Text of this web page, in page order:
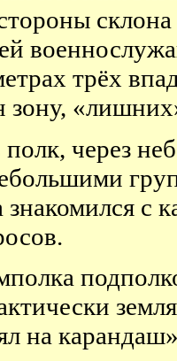
трёх
зону,
через
с
на